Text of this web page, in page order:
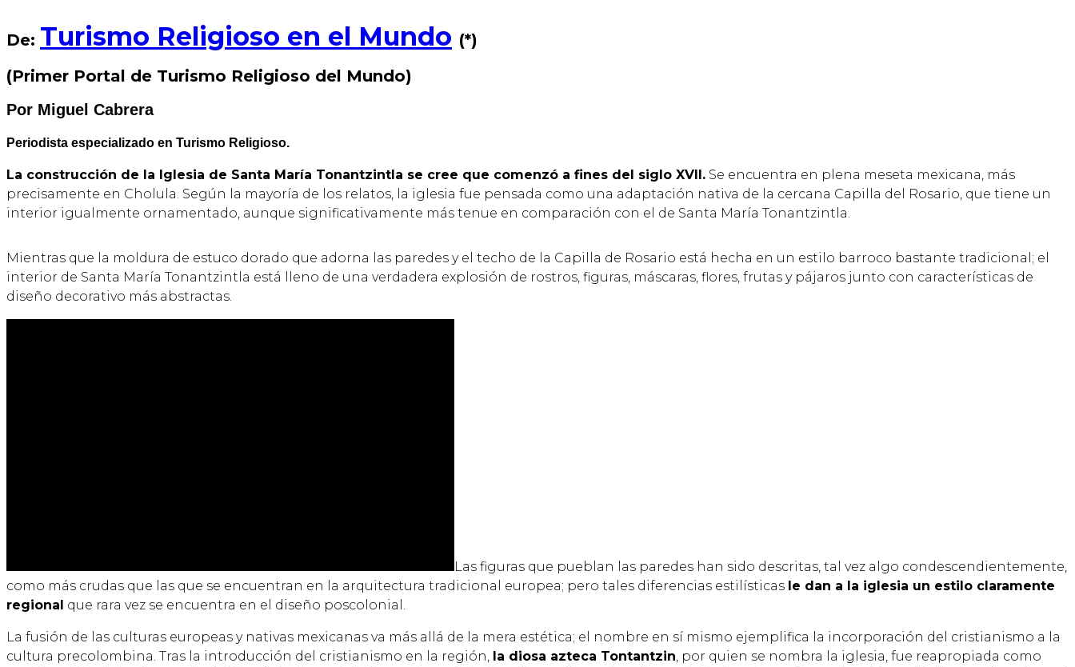
De: Turismo Religioso en el Mundo (*)
(Primer Portal de Turismo Religioso del Mundo)
Por Miguel Cabrera
Periodista especializado en Turismo Religioso.
La construcción de la Iglesia de Santa María Tonantzintla se cree que comenzó a fines del siglo XVII. Se encuentra en plena meseta mexicana, más
precisamente en Cholula. Según la mayoría de los relatos, la iglesia fue pensada como una adaptación nativa de la cercana Capilla del Rosario, que tiene un
interior igualmente ornamentado, aunque significativamente más tenue en comparación con el de Santa María Tonantzintla.
Mientras que la moldura de estuco dorado que adorna las paredes y el techo de la Capilla de Rosario está hecha en un estilo barroco bastante tradicional; el
interior de Santa María Tonantzintla está lleno de una verdadera explosión de rostros, figuras, máscaras, flores, frutas y pájaros junto con características de
diseño decorativo más abstractas.
Las figuras que pueblan las paredes han sido descritas, tal vez algo condescendientemente,
como más crudas que las que se encuentran en la arquitectura tradicional europea; pero tales diferencias estilísticas le dan a la iglesia un estilo claramente
regional que rara vez se encuentra en el diseño poscolonial.
La fusión de las culturas europeas y nativas mexicanas va más allá de la mera estética; el nombre en sí mismo ejemplifica la incorporación del cristianismo a la
cultura precolombina. Tras la introducción del cristianismo en la región, la diosa azteca Tontantzin, por quien se nombra la iglesia, fue reapropiada como